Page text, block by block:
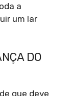
a
um lar
DO
que deve